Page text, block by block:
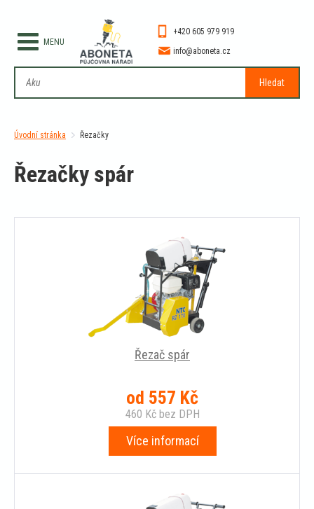
Hledat
+420 605 979 919
info@aboneta.cz
Úvodní stránka Řezačky
Řezačky spár
Řezač spár
od 557 Kč
460 Kčbez DPH
Více informací